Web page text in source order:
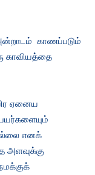
காணப்படும்
காவியத்தை
ஏனைய
எனக்
அளவுக்கு